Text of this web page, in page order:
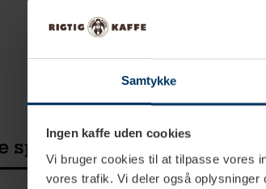
Samtykke
Ingen kaffe uden cookies
Vi bruger cookies til at tilpasse vores
vores trafik. Vi deler også oplysninger
specifikationer